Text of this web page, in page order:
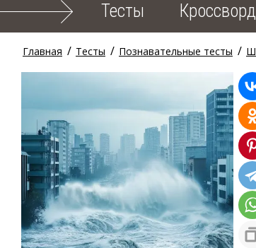
Тесты
Главная / Тесты / Познавательные тесты /